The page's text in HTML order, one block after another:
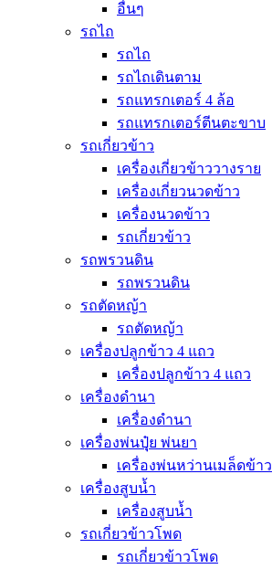
อื่นๆ
รถไถ
รถไถ
รถไถเดินตาม
รถแทรกเตอร์ 4 ล้อ
รถแทรกเตอร์ตีนตะขาบ
รถเกี่ยวข้าว
เครื่องเกี่ยวข้าววางราย
เครื่องเกี่ยวนวดข้าว
เครื่องนวดข้าว
รถเกี่ยวข้าว
รถพรวนดิน
รถพรวนดิน
รถตัดหญ้า
รถตัดหญ้า
เครื่องปลูกข้าว 4 แถว
เครื่องปลูกข้าว 4 แถว
เครื่องดำนา
เครื่องดำนา
เครื่องพ่นปุุ๋ย พ่นยา
เครื่องพ่นหว่านเมล็ดข้าว
เครื่องสูบน้ำ
เครื่องสูบน้ำ
รถเกี่ยวข้าวโพด
รถเกี่ยวข้าวโพด